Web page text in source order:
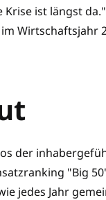
ist längst
Wirtschaftsjahr
der
"Big
jedes Jahr